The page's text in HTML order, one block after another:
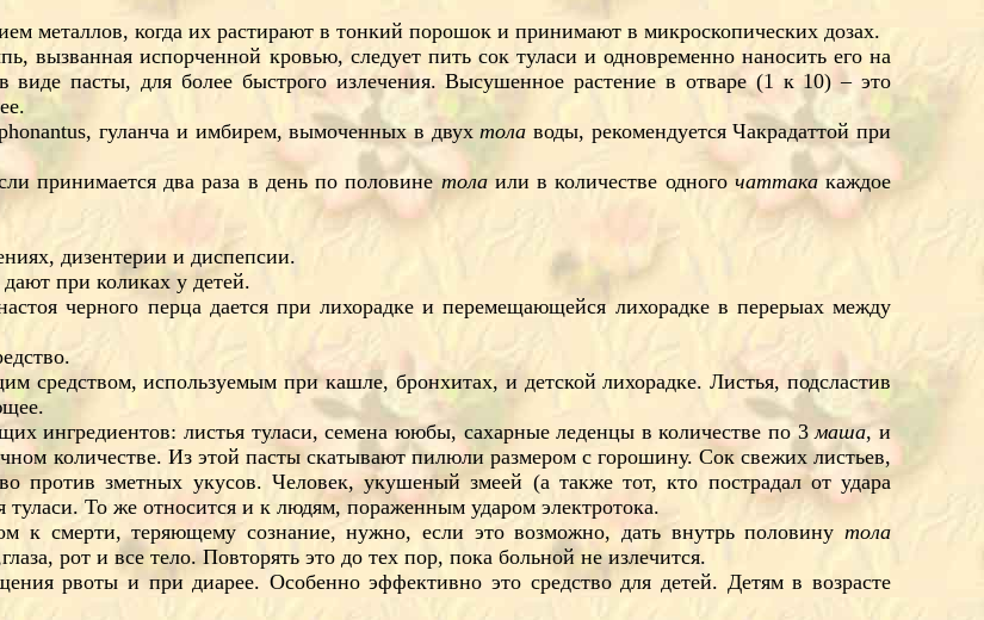
металлов, когда их растирают в тонкий порошок и принимают в микроскопических дозах.
вызванная испорченной кровью, следует пить сок туласи и одновременно наносить его на
пасты, для более быстрого излечения. Высушенное растение в отваре (1 к 10) – это
гуланча и имбирем, вымоченных в двухтола воды, рекомендуется Чакрадаттой при
принимается два раза в день по половине толаили в количестве одного чаттакакаждое
дизентерии и диспепсии.
при коликах у детей.
черного перца дается при лихорадке и перемещающейся лихорадке в перерыах между
используемым при кашле, бронхитах, и детской лихорадке. Листья, подсластив
ингредиентов: листья туласи, семена ююбы, сахарные леденцы в количестве по 3маша, и
количестве. Из этой пасты скатывают пилюли размером с горошину. Сок свежих листьев,
против зметных укусов. Человек, укушеный змеей (а также тот, кто пострадал от удара
То же относится и к людям, пораженным ударом электротока.
к смерти, теряющему сознание, нужно, если это возможно, дать внутрь половину тола
рот и все тело. Повторять это до тех пор, пока больной не излечится.
рвоты и при диарее. Особенно эффективно это средство для детей. Детям в возрасте